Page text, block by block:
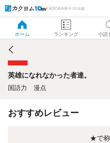
KADOKAWA Group
ホーム ランキング 小説
英雄になれなかった者達。
英雄になれなかった者達。
国語力 漫点
おすすめレビュー
★で